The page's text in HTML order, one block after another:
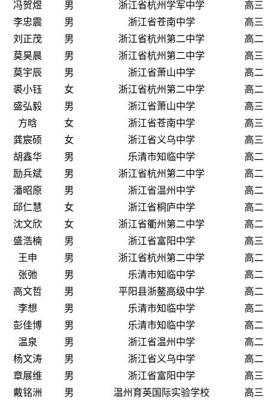
冯贺煜 男 浙江省杭州学军中学
高三
李忠震
男 浙江省苍南中学
高三
刘正茂
男 浙江省杭州第二中学
高二
莫昊晨
男 浙江省杭州第二中学
高三
莫宇辰
男 浙江省萧山中学
高二
裘小钰
女 浙江省杭州第二中学
高二
盛弘毅
男 浙江省萧山中学
高三
方晗
女 浙江省苍南中学
高三
龚宸硕
女 浙江省义乌中学
高三
胡鑫华
男 乐清市知临中学
高二
励兵斌
男 浙江省杭州第二中学
高二
潘昭原
男 浙江省温州中学
高二
邱仁慧
女 浙江省桐庐中学
高二
沈文欣
女 浙江省衢州第二中学
高二
盛浩楠
男 浙江省富阳中学
高三
王申
男 浙江省杭州第二中学
高二
张弛
男 乐清市知临中学
高二
高文哲
男 平阳县浙鳌高级中学
高二
李想
男 乐清市知临中学
高二
彭佳博
男 乐清市知临中学
高二
温泉
男 浙江省温州中学
高二
杨文涛
男 浙江省义乌中学
高二
章展维
男 浙江省富阳中学
高三
戴铭洲
男 温州育英国际实验学校
高三